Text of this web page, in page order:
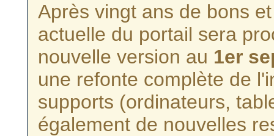
Après vingt ans de bons
actuelle du portail sera
nouvelle version au 1er
une refonte complète de
supports (ordinateurs,
également de nouvelles